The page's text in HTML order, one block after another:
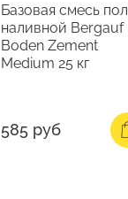
Базовая смесь пол
наливной Bergauf
Boden Zement
Medium 25 кг
585 руб